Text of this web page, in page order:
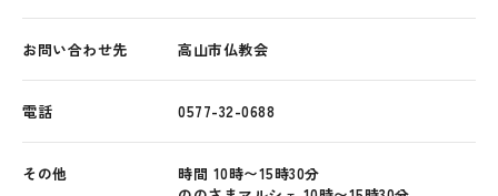
お問い合わせ先 高山市仏教会
電話 0577-32-0688
その他
時間 10時〜15時30分